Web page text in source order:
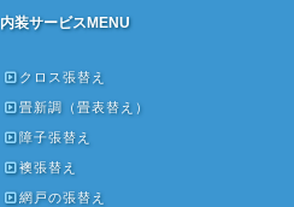
内装サービスMENU
クロス張替え
畳新調（畳表替え）
障子張替え
襖張替え
網戸の張替え